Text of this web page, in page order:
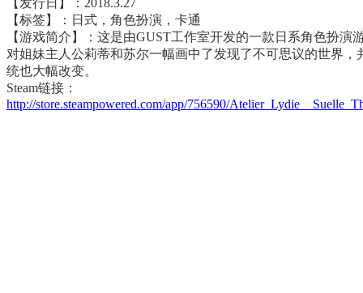
【标签】：日式，角色扮演，卡通
【游戏简介】：这是由GUST工作室开发的一款日系角色扮
对姐妹主人公莉蒂和苏尔一幅画中了发现了不可思议的世界
统也大幅改变。
Steam链接：
http://store.steampowered.com/app/756590/